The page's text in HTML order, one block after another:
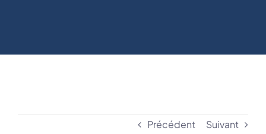
Précédent Suivant